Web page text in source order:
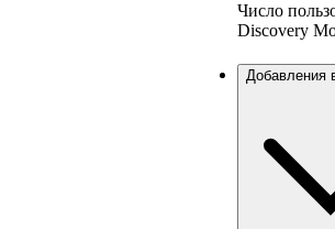
Число
Discovery
Добавления